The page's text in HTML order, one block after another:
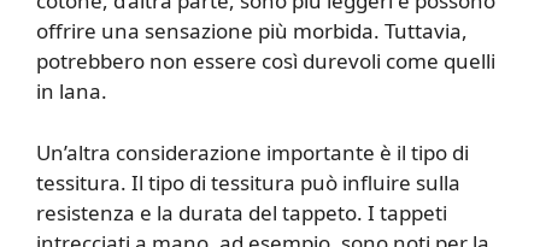
offrire una sensazione più morbida. Tuttavia,
potrebbero non essere così durevoli come quelli
in lana.
Un’altra considerazione importante è il tipo di
tessitura. Il tipo di tessitura può influire sulla
resistenza e la durata del tappeto. I tappeti